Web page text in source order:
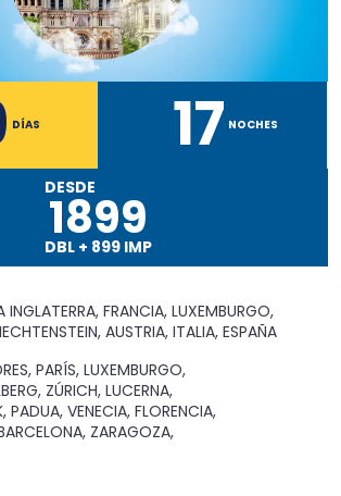
DÍAS 17 NOCHES
DESDE
1899
DBL+ 899IMP
INGLATERRA, FRANCIA, LUXEMBURGO,
AUSTRIA, ITALIA, ESPAÑA
PARÍS, LUXEMBURGO,
ZÚRICH, LUCERNA,
PADUA, VENECIA, FLORENCIA,
ZARAGOZA,